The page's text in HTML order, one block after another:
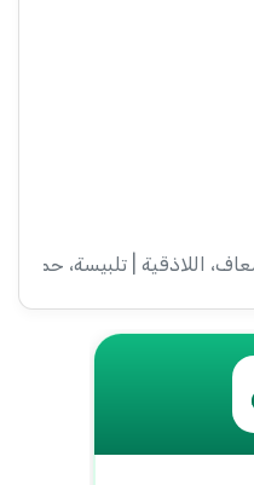
اللاذقية | تلبيسة، حمص